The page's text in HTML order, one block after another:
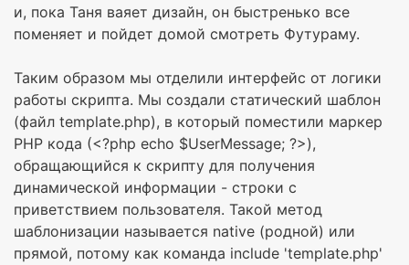
и, пока Таня ваяет дизайн, он быстренько все
поменяет и пойдет домой смотреть Футураму.
Таким образом мы отделили интерфейс от логики
работы скрипта. Мы создали статический шаблон
(файл template.php), в который поместили маркер
PHP кода (<?php echo $UserMessage; ?>),
обращающийся к скрипту для получения
динамической информации - строки с
приветствием пользователя. Такой метод
шаблонизации называется native (родной) или
прямой, потому как команда include 'template.php'